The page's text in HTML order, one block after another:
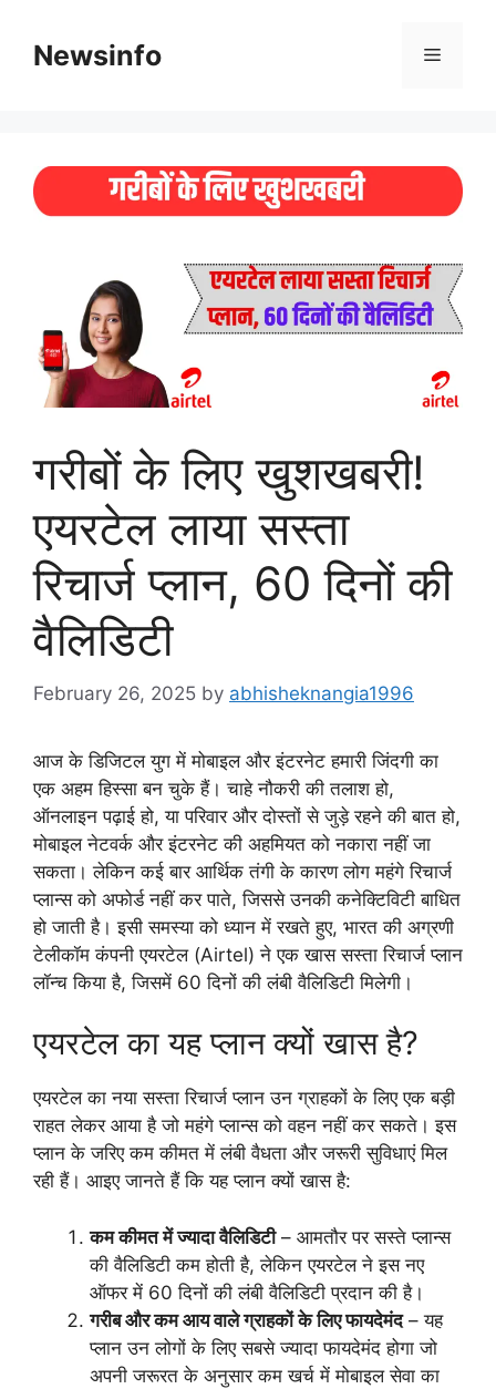
contentNewsinfo Menu
गरीबों के लिए खुशखबरी!
एयरटेल लाया सस्ता
रिचार्ज प्लान, 60 दिनों की
वैलिडिटी
February 26, 2025 by abhisheknangia1996
आज के डिजिटल युग में मोबाइल और इंटरनेट हमारी जिंदगी का
एक अहम हिस्सा बन चुके हैं। चाहे नौकरी की तलाश हो,
ऑनलाइन पढ़ाई हो, या परिवार और दोस्तों से जुड़े रहने की बात हो,
मोबाइल नेटवर्क और इंटरनेट की अहमियत को नकारा नहीं जा
सकता। लेकिन कई बार आर्थिक तंगी के कारण लोग महंगे रिचार्ज
प्लान्स को अफोर्ड नहीं कर पाते, जिससे उनकी कनेक्टिविटी बाधित
हो जाती है। इसी समस्या को ध्यान में रखते हुए, भारत की अग्रणी
टेलीकॉम कंपनी एयरटेल (Airtel) ने एक खास सस्ता रिचार्ज प्लान
लॉन्च किया है, जिसमें 60 दिनों की लंबी वैलिडिटी मिलेगी।
एयरटेल का यह प्लान क्यों खास है?
एयरटेल का नया सस्ता रिचार्ज प्लान उन ग्राहकों के लिए एक बड़ी
राहत लेकर आया है जो महंगे प्लान्स को वहन नहीं कर सकते। इस
प्लान के जरिए कम कीमत में लंबी वैधता और जरूरी सुविधाएं मिल
रही हैं। आइए जानते हैं कि यह प्लान क्यों खास है:
कम कीमत में ज्यादा वैलिडिटी– आमतौर पर सस्ते प्लान्स
की वैलिडिटी कम होती है, लेकिन एयरटेल ने इस नए
ऑफर में 60 दिनों की लंबी वैलिडिटी प्रदान की है।
गरीब और कम आय वाले ग्राहकों के लिए फायदेमंद– यह
प्लान उन लोगों के लिए सबसे ज्यादा फायदेमंद होगा जो
अपनी जरूरत के अनुसार कम खर्च में मोबाइल सेवा का